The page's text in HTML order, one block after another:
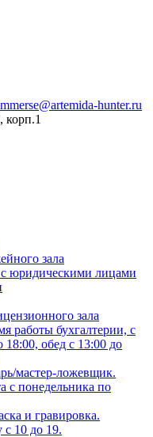
hunter.ru
корп.1
зала
с юридическими лицами
зала
работы бухгалтерии, с
18:00, обед с 13:00 до
мастер-ложевщик.
с понедельника по
и гравировка.
с 10 до 19.